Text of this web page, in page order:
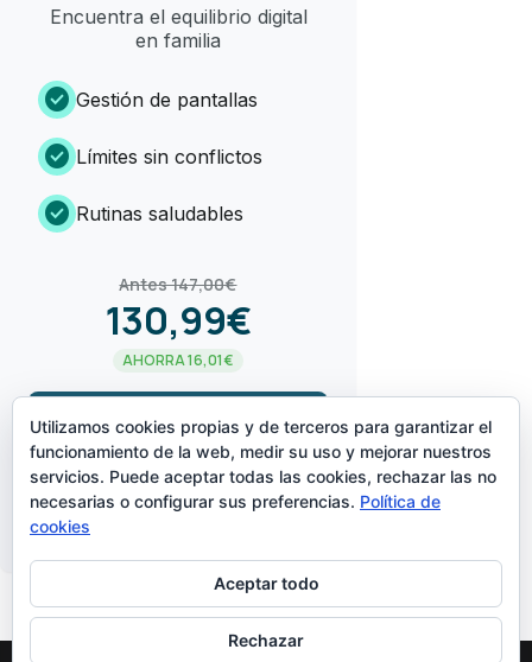
Encuentra el equilibrio digital
en familia
check_circle Gestión de pantallas
check_circle Límites sin conflictos
check_circle Rutinas saludables
Antes 147,00€
130,99€
AHORRA 16,01€
¡LO QUIERO!arrow_forward
CREADO POR
Utilizamos cookies propias y de terceros para garantizar el
funcionamiento de la web, medir su uso y mejorar nuestros
servicios. Puede aceptar todas las cookies, rechazar las no
necesarias o configurar sus preferencias. Política de
cookies
Aceptar todo
Rechazar